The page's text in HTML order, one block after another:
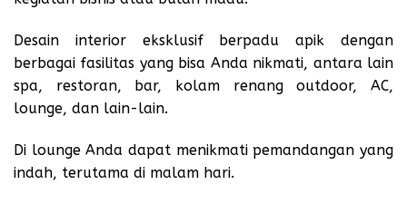
Desain interior eksklusif berpadu apik dengan
berbagai fasilitas yang bisa Anda nikmati, antara lain
spa, restoran, bar, kolam renang outdoor, AC,
lounge, dan lain-lain.
Di lounge Anda dapat menikmati pemandangan yang
indah, terutama di malam hari.